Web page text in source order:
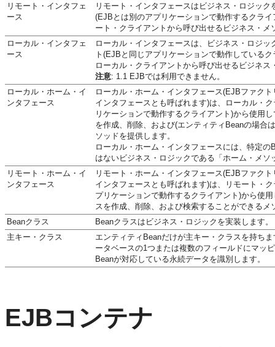
リモート・インタフェ
ース
リモート・インタフェースはビジネス・ロジック
(EJBとは別のアプリケーションで動作するクラ
ート・クライアントから呼び出せるビジネス・メ
ローカル・インタフェ
ース
ローカル・インタフェースは、ビジネス・ロジッ
ト(EJBと同じアプリケーションで動作している
ローカル・クライアントから呼び出せるビジネス
注意: 1.1 EJBでは利用できません。
ローカル・ホーム・イ
ンタフェース
ローカル・ホーム・インタフェース(EJBファク
インタフェースとも呼ばれます)は、ローカル・
リケーションで動作するクライアント)から使用
を作成、削除、および(エンティティBeanの場合
ソッドを提供します。
ローカル・ホーム・インタフェースには、特定の
はないビジネス・ロジックである「ホーム・メソ
リモート・ホーム・イ
ンタフェース
リモート・ホーム・インタフェース(EJBファク
インタフェースとも呼ばれます)は、リモート・
プリケーションで動作するクライアント)から使
スを作成、削除、および検索することができるメ
Beanクラス
Beanクラスはビジネス・ロジックを実装します。
主キー・クラス
エンティティBeanだけが主キー・クラスを持ち
ータベースの1つまたは複数のフィールドにマッ
Beanが対応している永続データを識別します。
EJBコンテナ